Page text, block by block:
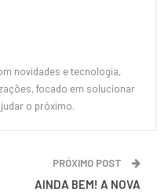
novidades e tecnologia,
focado em solucionar
o próximo.
PRÓXIMO POST
AINDA BEM! A NOVA